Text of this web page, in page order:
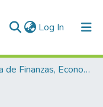
Log In (current)
Escuela de Finanzas, Economía y Gobierno